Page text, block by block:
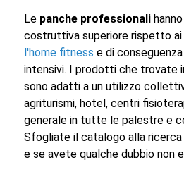
Le panche professionali
costruttiva superiore rispetto ai
l'home fitness e di
intensivi. I prodotti che trovate
sono adatti a un utilizzo
agriturismi, hotel, centri
generale in tutte le palestre e
Sfogliate il catalogo alla
e se avete qualche dubbio non